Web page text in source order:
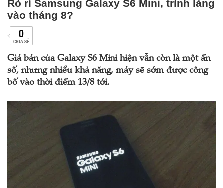
Rò rỉ Samsung Galaxy S6 Mini, trình làng
vào tháng 8?
0
CHIA SẺ
Giá bán của Galaxy S6 Mini hiện vẫn còn là một ẩn
số, nhưng nhiều khả năng, máy sẽ sớm được công
bố vào thời điểm 13/8 tới.